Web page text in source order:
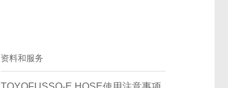
资料和服务